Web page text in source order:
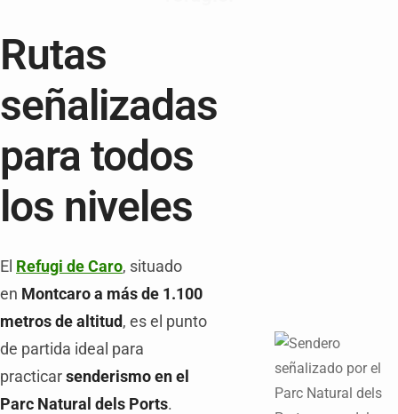
Rutas
señalizadas
para todos
los niveles
El Refugi de Caro, situado
en Montcaro a más de 1.100
metros de altitud , es el punto
de partida ideal para
practicar senderismo en el
Parc Natural dels Ports.